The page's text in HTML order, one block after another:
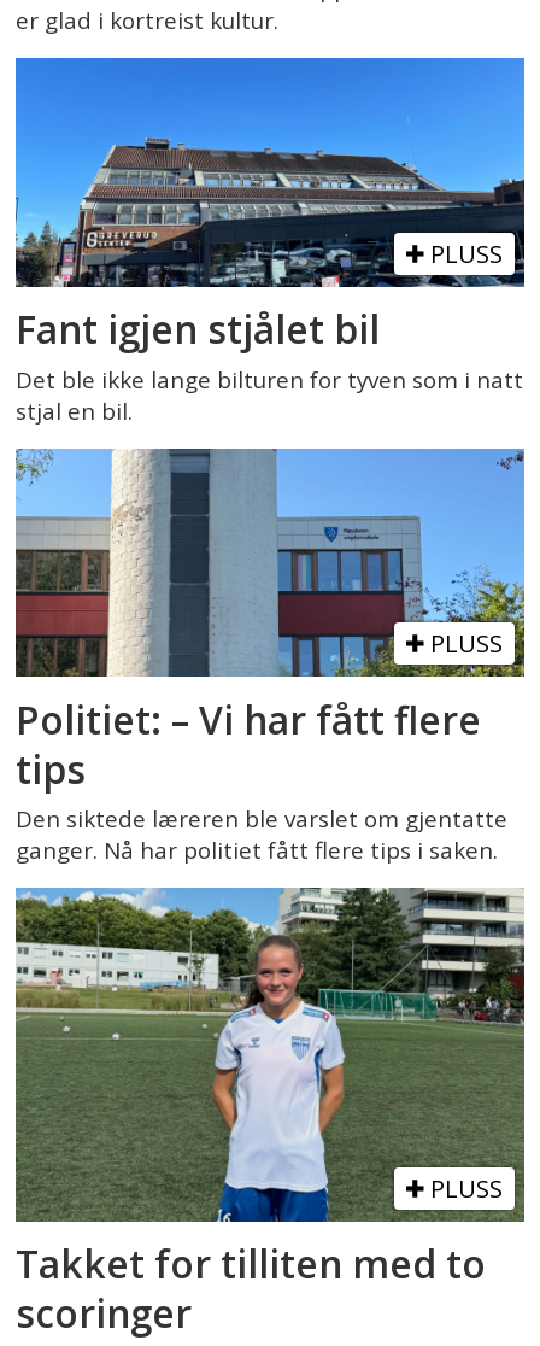
er glad i kortreist kultur.
PLUSS
Fant igjen stjålet bil
Det ble ikke lange bilturen for tyven som i natt
stjal en bil.
PLUSS
Politiet: – Vi har fått flere
tips
Den siktede læreren ble varslet om gjentatte
ganger. Nå har politiet fått flere tips i saken.
PLUSS
Takket for tilliten med to
scoringer